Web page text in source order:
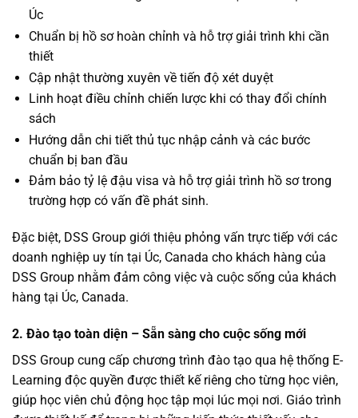
Úc
Chuẩn bị hồ sơ hoàn chỉnh và hỗ trợ giải trình khi cần
thiết
Cập nhật thường xuyên về tiến độ xét duyệt
Linh hoạt điều chỉnh chiến lược khi có thay đổi chính
sách
Hướng dẫn chi tiết thủ tục nhập cảnh và các bước
chuẩn bị ban đầu
Đảm bảo tỷ lệ đậu visa và hỗ trợ giải trình hồ sơ trong
trường hợp có vấn đề phát sinh.
Đặc biệt, DSS Group giới thiệu phỏng vấn trực tiếp với các
doanh nghiệp uy tín tại Úc, Canada cho khách hàng của
DSS Group nhằm đảm công việc và cuộc sống của khách
hàng tại Úc, Canada.
2. Đào tạo toàn diện – Sẵn sàng cho cuộc sống mới
DSS Group cung cấp chương trình đào tạo qua hệ thống E-
Learning độc quyền được thiết kế riêng cho từng học viên,
giúp học viên chủ động học tập mọi lúc mọi nơi. Giáo trình